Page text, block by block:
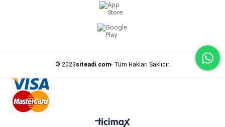
© 2023siteadi.com- Tüm Hakları Saklıdır.